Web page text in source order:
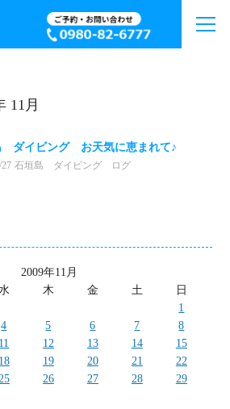
11月
ダイビング お天気に恵まれて♪
石垣島 ダイビング ログ
2009年11月
木 金 土
日
1
4 5 6 7
8
11 12 13 14
15
18 19 20 21
22
26 27 28
29